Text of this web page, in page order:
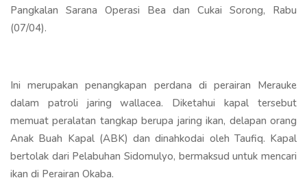
Pangkalan Sarana Operasi Bea dan Cukai Sorong, Rabu
(07/04).
Ini merupakan penangkapan perdana di perairan Merauke
dalam patroli jaring wallacea. Diketahui kapal tersebut
memuat peralatan tangkap berupa jaring ikan, delapan orang
Anak Buah Kapal (ABK) dan dinahkodai oleh Taufiq. Kapal
bertolak dari Pelabuhan Sidomulyo, bermaksud untuk mencari
ikan di Perairan Okaba.